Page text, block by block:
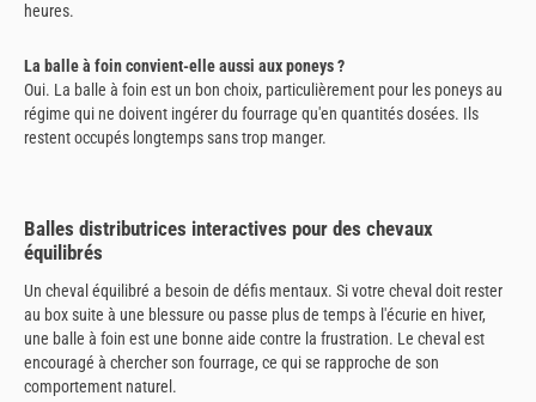
heures.
La balle à foin convient-elle aussi aux poneys ?
Oui. La balle à foin est un bon choix, particulièrement pour les poneys au
régime qui ne doivent ingérer du fourrage qu'en quantités dosées. Ils
restent occupés longtemps sans trop manger.
Balles distributrices interactives pour des chevaux
équilibrés
Un cheval équilibré a besoin de défis mentaux. Si votre cheval doit rester
au box suite à une blessure ou passe plus de temps à l'écurie en hiver,
une balle à foin est une bonne aide contre la frustration. Le cheval est
encouragé à chercher son fourrage, ce qui se rapproche de son
comportement naturel.